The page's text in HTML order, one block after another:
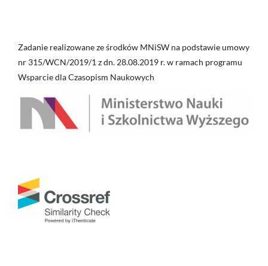
Zadanie realizowane ze środków MNiSW na podstawie umowy
nr 315/WCN/2019/1 z dn. 28.08.2019 r. w ramach programu
Wsparcie dla Czasopism Naukowych